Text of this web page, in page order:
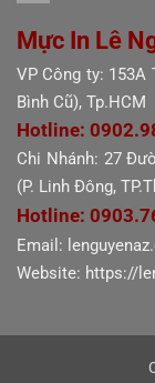
Mực In Lê
VP Công ty: 153A
Bình Cũ), Tp.HCM
Hotline:
Chi Nhánh: 27
(P. Linh Đông,
Hotline:
Email:
Website: https://